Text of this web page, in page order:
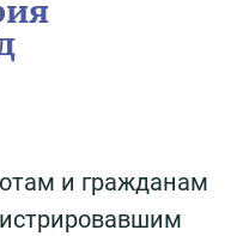
и гражданам